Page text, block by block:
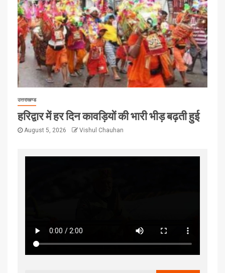
उत्तराखण्ड
हरिद्वार में हर दिन कावड़ियों की भारी भीड़ बढ़ती हुई
August 5, 2026 Vishul Chauhan